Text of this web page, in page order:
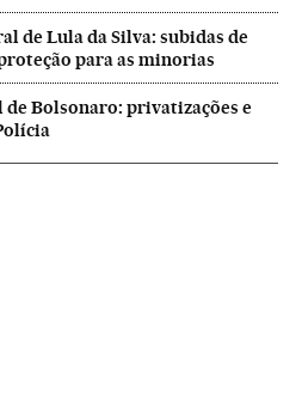
de Lula da Silva: subidas de
para as minorias
Bolsonaro: privatizações e